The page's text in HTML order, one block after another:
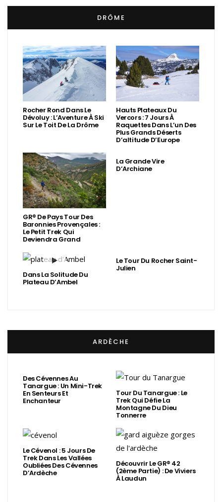
DRÔME
Rocher Rond Dans Le
Dévoluy : L’Aventure À Ski
Sur Le Toit De La Drôme
Hauts Plateaux Du
Vercors : 7 Jours À
Raquettes Dans L’un Des
Plus Grands Déserts
D’altitude D’Europe
GR® De Pays Tour Des
Baronnies Provençales :
Le Petit Trek Qui
Deviendra Grand
La Grande Vire
D’Archiane
Dans La Solitude Du
Plateau D’Ambel
Le Tour Du Rocher Saint-
Julien
ARDÈCHE
Des Cévennes Au
Tanargue : Un Mini-Trek
En Senteurs Et
Enchanteur
Tour Du Tanargue : Le
Trek Qui Défie La
Montagne Du Dieu
Tonnerre
Le Cévenol : 5 Jours De
Trek Dans Les Vallées
Oubliées Des Cévennes
D’Ardèche
Découvrir Le GR® 42
(2ème Partie) : De Viviers
À Laudun